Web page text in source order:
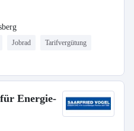
Jobrad Tarifvergütung
Energie-